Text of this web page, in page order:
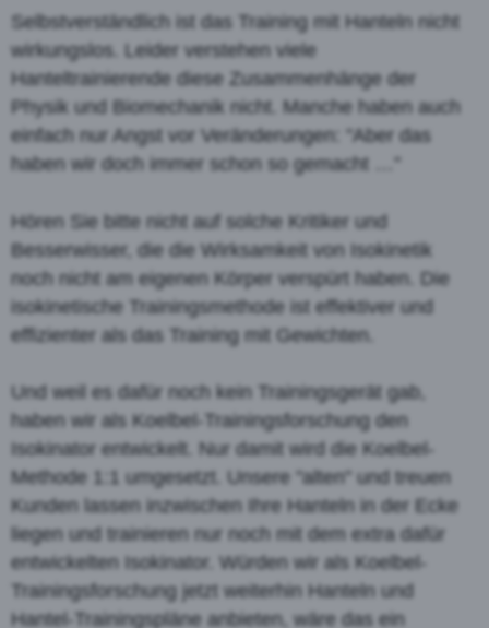
Selbstverständlich ist das Training mit Hanteln nicht
wirkungslos. Leider verstehen viele
Hanteltrainierende diese Zusammenhänge der
Physik und Biomechanik nicht. Manche haben auch
einfach nur Angst vor Veränderungen: "Aber das
haben wir doch immer schon so gemacht …"
Hören Sie bitte nicht auf solche Kritiker und
Besserwisser, die die Wirksamkeit von Isokinetik
noch nicht am eigenen Körper verspürt haben. Die
isokinetische Trainingsmethode ist effektiver und
effizienter als das Training mit Gewichten.
Und weil es dafür noch kein Trainingsgerät gab,
haben wir als Koelbel-Trainingsforschung den
Isokinator entwickelt. Nur damit wird die Koelbel-
Methode 1:1 umgesetzt. Unsere "alten" und treuen
Kunden lassen inzwischen Ihre Hanteln in der Ecke
liegen und trainieren nur noch mit dem extra dafür
entwickelten Isokinator. Würden wir als Koelbel-
Trainingsforschung jetzt weiterhin Hanteln und
Hantel-Trainingspläne anbieten, wäre das ein